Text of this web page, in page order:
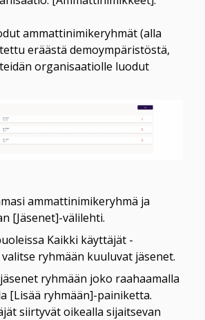
ammattinimikeryhmät (alla
eräästä demoympäristöstä,
organisaatiolle luodut
ammattinimikeryhmä ja
[Jäsenet]-välilehti.
Kaikki käyttäjät -
ryhmään kuuluvat jäsenet.
ryhmään joko raahaamalla
[Lisää ryhmään]-painiketta.
siirtyvät oikealla sijaitsevan